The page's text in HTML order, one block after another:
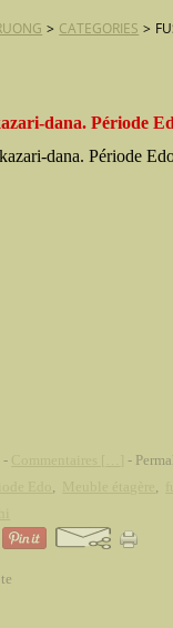
> CATEGORIES >
dana. Période
- -
, ,